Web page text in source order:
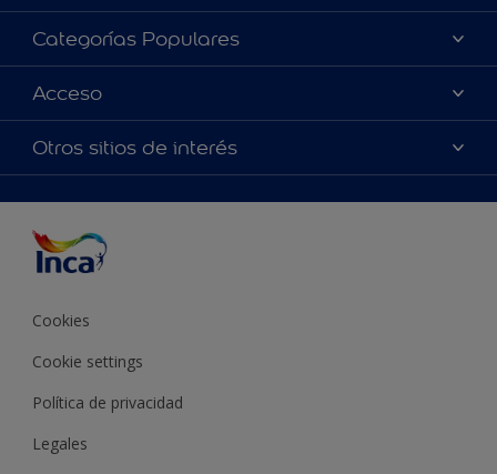
Acerca de Inca
Contactanos
Encontrá un distribuidor Inca
Categorías Populares
Colores
Productos
Inspiración
Acceso
Accesibilidad
Precisión del color
Otros sitios de interés
Cookies
Cookie settings
Política de privacidad
Legales